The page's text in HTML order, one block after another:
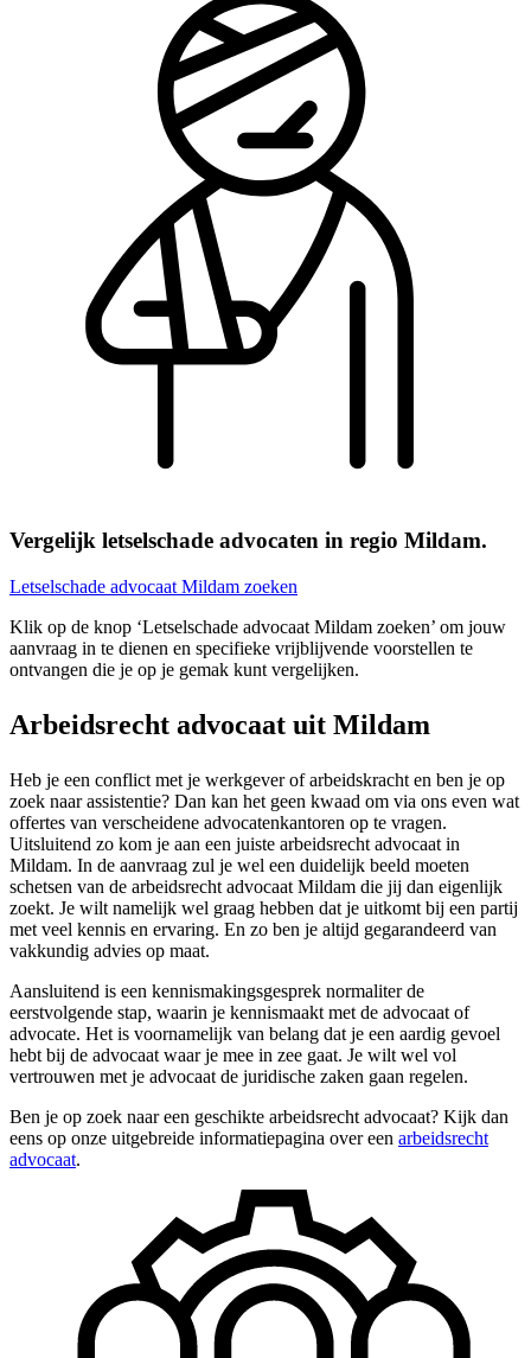
Vergelijk letselschade advocaten in regio Mildam.
Letselschade advocaat Mildam zoeken
Klik op de knop ‘Letselschade advocaat Mildam zoeken’ om jouw
aanvraag in te dienen en specifieke vrijblijvende voorstellen te
ontvangen die je op je gemak kunt vergelijken.
Arbeidsrecht advocaat uit Mildam
Heb je een conflict met je werkgever of arbeidskracht en ben je op
zoek naar assistentie? Dan kan het geen kwaad om via ons even wat
offertes van verscheidene advocatenkantoren op te vragen.
Uitsluitend zo kom je aan een juiste arbeidsrecht advocaat in
Mildam. In de aanvraag zul je wel een duidelijk beeld moeten
schetsen van de arbeidsrecht advocaat Mildam die jij dan eigenlijk
zoekt. Je wilt namelijk wel graag hebben dat je uitkomt bij een partij
met veel kennis en ervaring. En zo ben je altijd gegarandeerd van
vakkundig advies op maat.
Aansluitend is een kennismakingsgesprek normaliter de
eerstvolgende stap, waarin je kennismaakt met de advocaat of
advocate. Het is voornamelijk van belang dat je een aardig gevoel
hebt bij de advocaat waar je mee in zee gaat. Je wilt wel vol
vertrouwen met je advocaat de juridische zaken gaan regelen.
Ben je op zoek naar een geschikte arbeidsrecht advocaat? Kijk dan
eens op onze uitgebreide informatiepagina over een arbeidsrecht
advocaat.